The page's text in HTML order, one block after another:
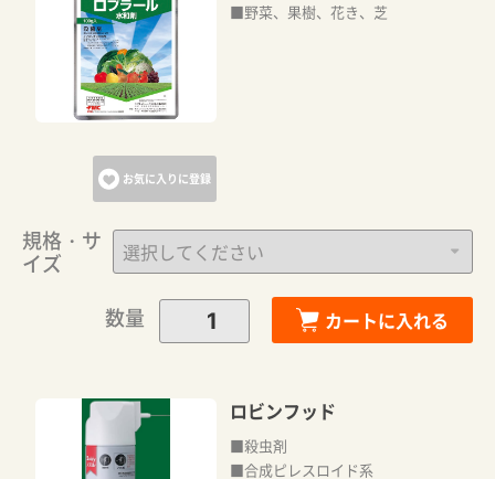
お気に入りに登録
■野菜、果樹、花き、芝
規格・サ
イズ
数量
カートに入れる
ロビンフッド
■殺虫剤
■合成ピレスロイド系